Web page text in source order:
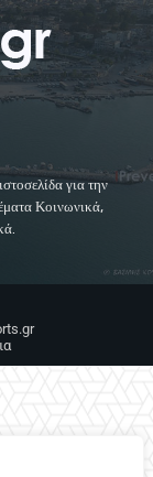
για την
Κοινωνικά,